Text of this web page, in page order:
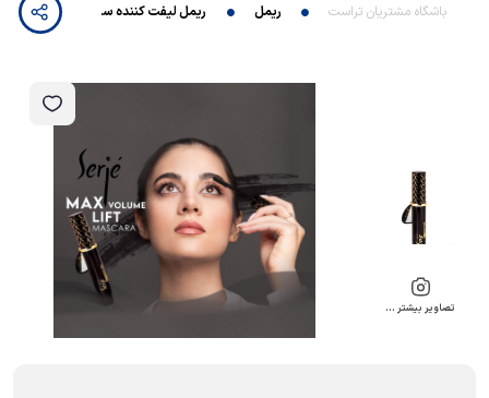
باشگاه مشتریان تراست ریمل ریمل لیفت کننده سرژه تراست
تصاویر بیشتر …